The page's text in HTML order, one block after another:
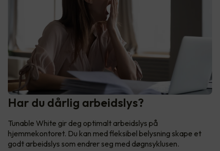
Har du dårlig arbeidslys?
Tunable White gir deg optimalt arbeidslys på
hjemmekontoret. Du kan med fleksibel belysning skape et
godt arbeidslys som endrer seg med døgnsyklusen.